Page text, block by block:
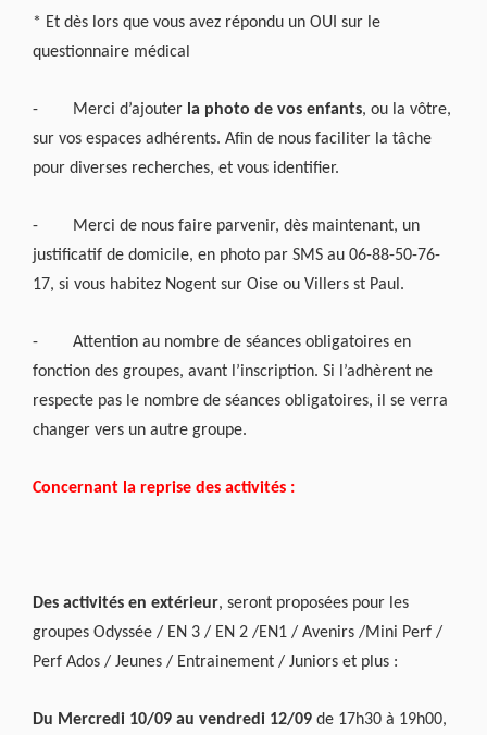
* Et dès lors que vous avez répondu un OUI sur le
questionnaire médical
- Merci d’ajouter la photo de vos enfants, ou la vôtre,
sur vos espaces adhérents. Afin de nous faciliter la tâche
pour diverses recherches, et vous identifier.
-
Merci de nous faire parvenir, dès maintenant, un
justificatif de domicile, en photo par SMS au 06-88-50-76-
17, si vous habitez Nogent sur Oise ou Villers st Paul.
-
Attention au nombre de séances obligatoires en
fonction des groupes, avant l’inscription. Si l’adhèrent ne
respecte pas le nombre de séances obligatoires, il se verra
changer vers un autre groupe.
Concernant la reprise des activités :
Des activités en extérieur, seront proposées pour les
groupes Odyssée / EN 3 / EN 2 /EN1 / Avenirs /Mini Perf /
Perf Ados / Jeunes / Entrainement / Juniors et plus :
Du Mercredi 10/09 au vendredi 12/09 de 17h30 à 19h00,